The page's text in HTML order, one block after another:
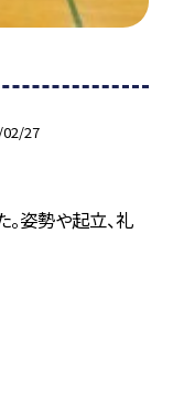
27
姿勢や起立、礼